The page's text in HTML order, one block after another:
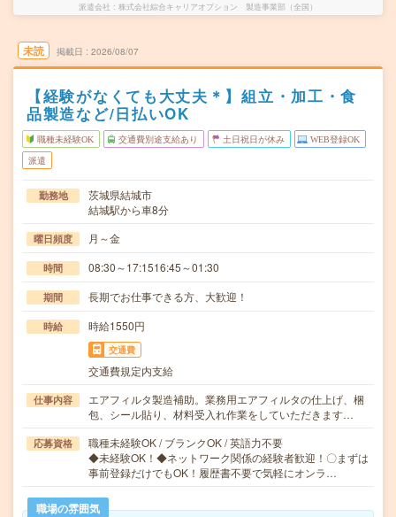
派遣会社 株式会社綜合キャリアオプション 製造事業部（全国）
未読 掲載日 2026/08/07
【経験がなくても大丈夫＊】組立・加工・食
品製造など/日払いOK
職種未経験OK 交通費別途支給あり 土日祝日が休み WEB登録OK
派遣
勤務地
茨城県結城市
結城駅から車8分
曜日頻度 月～金
時間 08:30～17:1516:45～01:30
期間 長期でお仕事できる方、大歓迎！
時給 時給1550円
交通費
交通費規定内支給
仕事内容
エアフィルタ製造補助。業務用エアフィルタの仕上げ、梱
包、シール貼り、材料受入れ作業をしていただきます…
応募資格
職種未経験OK / ブランクOK / 英語力不要
◆未経験OK！◆ネットワーク関係の経験者歓迎！〇まずは
事前登録だけでもOK！履歴書不要で気軽にオンラ…
職場の雰囲気